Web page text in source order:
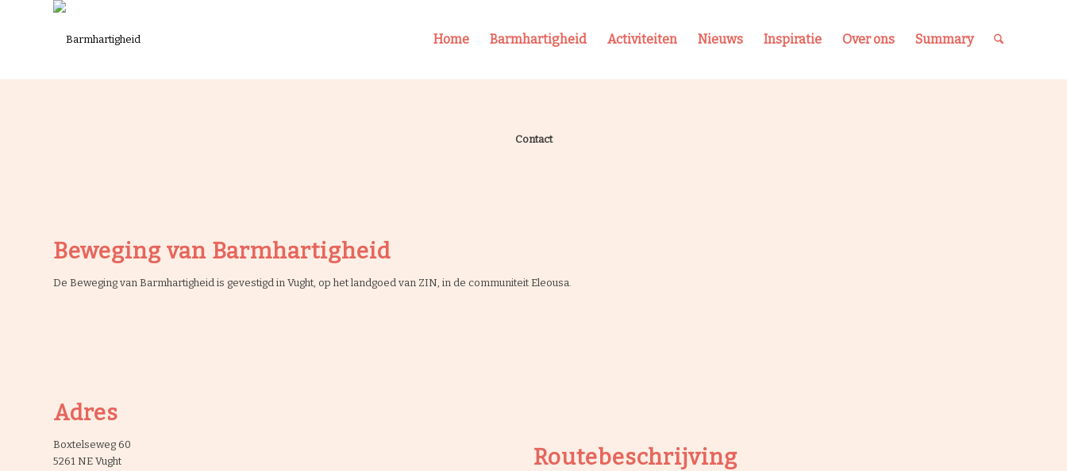
Home Barmhartigheid Activiteiten Nieuws Inspiratie Over ons Summary
Contact
Beweging van Barmhartigheid
De Beweging van Barmhartigheid is gevestigd in Vught, op het landgoed van ZIN, in de communiteit Eleousa.
Adres
Boxtelseweg 60
5261 NE Vught
Routebeschrijving